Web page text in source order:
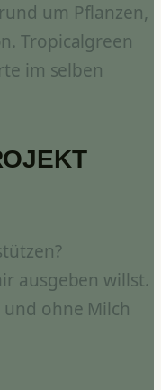
um Pflanzen,
Tropicalgreen
im selben
ausgeben willst.
ohne Milch